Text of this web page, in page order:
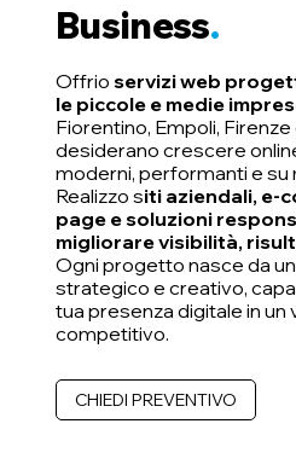
Business.
Offrio servizi web
le piccole e medie
Fiorentino, Empoli,
desiderano crescere
moderni, performanti e su
Realizzo siti aziendali, e-
page e soluzioni
migliorare visibilità,
Ogni progetto nasce da
strategico e creativo,
tua presenza digitale in un
competitivo.
CHIEDI PREVENTIVO